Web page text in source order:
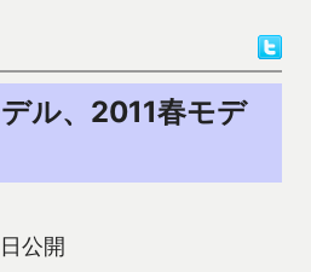
ル、2011春モデ
公開